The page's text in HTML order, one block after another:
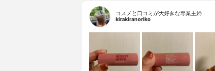
コスメと口コミが大好きな専業主婦
kirakiranoriko